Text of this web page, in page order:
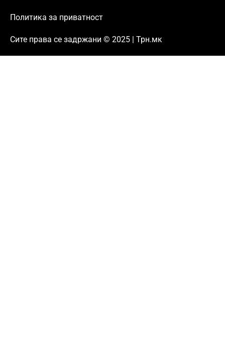
Политика за приватност
Сите права се задржани © 2025 | Трн.мк